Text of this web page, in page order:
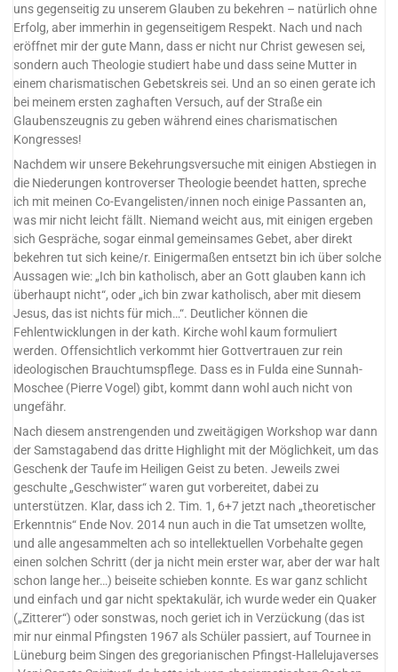
uns gegenseitig zu unserem Glauben zu bekehren – natürlich ohne
Erfolg, aber immerhin in gegenseitigem Respekt. Nach und nach
eröffnet mir der gute Mann, dass er nicht nur Christ gewesen sei,
sondern auch Theologie studiert habe und dass seine Mutter in
einem charismatischen Gebetskreis sei. Und an so einen gerate ich
bei meinem ersten zaghaften Versuch, auf der Straße ein
Glaubenszeugnis zu geben während eines charismatischen
Kongresses!
Nachdem wir unsere Bekehrungsversuche mit einigen Abstiegen in
die Niederungen kontroverser Theologie beendet hatten, spreche
ich mit meinen Co-Evangelisten/innen noch einige Passanten an,
was mir nicht leicht fällt. Niemand weicht aus, mit einigen ergeben
sich Gespräche, sogar einmal gemeinsames Gebet, aber direkt
bekehren tut sich keine/r. Einigermaßen entsetzt bin ich über solche
Aussagen wie: „Ich bin katholisch, aber an Gott glauben kann ich
überhaupt nicht“, oder „ich bin zwar katholisch, aber mit diesem
Jesus, das ist nichts für mich…“. Deutlicher können die
Fehlentwicklungen in der kath. Kirche wohl kaum formuliert
werden. Offensichtlich verkommt hier Gottvertrauen zur rein
ideologischen Brauchtumspflege. Dass es in Fulda eine Sunnah-
Moschee (Pierre Vogel) gibt, kommt dann wohl auch nicht von
ungefähr.
Nach diesem anstrengenden und zweitägigen Workshop war dann
der Samstagabend das dritte Highlight mit der Möglichkeit, um das
Geschenk der Taufe im Heiligen Geist zu beten. Jeweils zwei
geschulte „Geschwister“ waren gut vorbereitet, dabei zu
unterstützen. Klar, dass ich 2. Tim. 1, 6+7 jetzt nach „theoretischer
Erkenntnis“ Ende Nov. 2014 nun auch in die Tat umsetzen wollte,
und alle angesammelten ach so intellektuellen Vorbehalte gegen
einen solchen Schritt (der ja nicht mein erster war, aber der war halt
schon lange her…) beiseite schieben konnte. Es war ganz schlicht
und einfach und gar nicht spektakulär, ich wurde weder ein Quaker
(„Zitterer“) oder sonstwas, noch geriet ich in Verzückung (das ist
mir nur einmal Pfingsten 1967 als Schüler passiert, auf Tournee in
Lüneburg beim Singen des gregorianischen Pfingst-Hallelujaverses